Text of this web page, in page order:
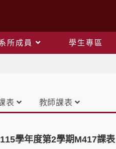
所成員 學生專區
表 教師課表
115學年度第2學期M417課表